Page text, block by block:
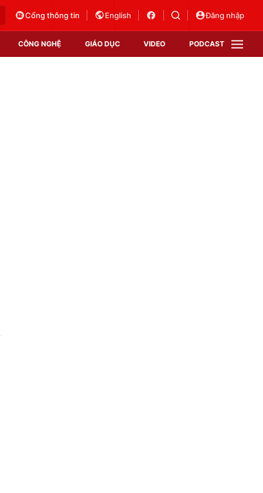
Cổng thông tin English Đăng nhập
CÔNG NGHỆ GIÁO DỤC VIDEO PODCAST